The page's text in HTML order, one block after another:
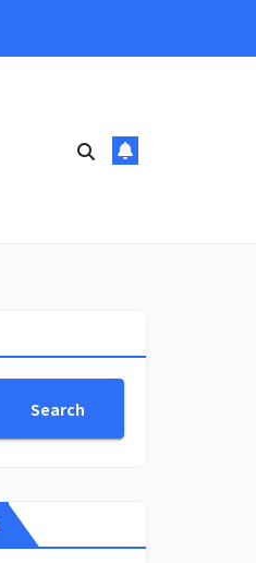
Search